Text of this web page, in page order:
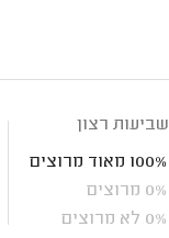
שביעות רצון
100% מאוד מרוצים
0% מרוצים
0% לא מרוצים